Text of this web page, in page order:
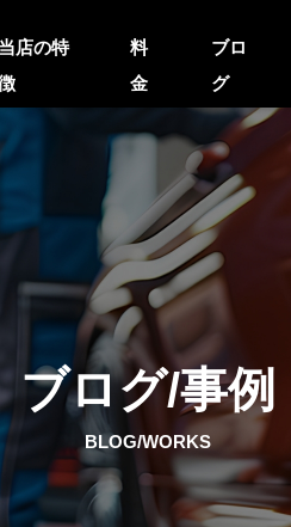
当店の特
料
金
ブロ
グ
ブログ/事例
BLOG/WORKS